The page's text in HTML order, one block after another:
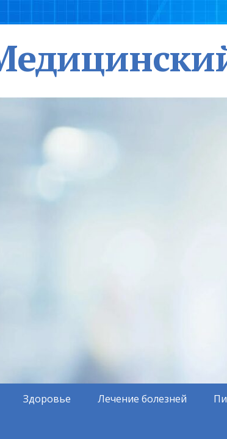
Здоровье Лечение болезней